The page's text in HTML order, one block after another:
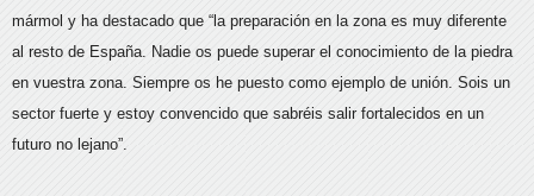
mármol y ha destacado que “la preparación en la zona es muy diferente
al resto de España. Nadie os puede superar el conocimiento de la piedra
en vuestra zona. Siempre os he puesto como ejemplo de unión. Sois un
sector fuerte y estoy convencido que sabréis salir fortalecidos en un
futuro no lejano”.